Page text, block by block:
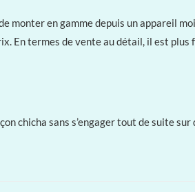
monter en gamme depuis un appareil
En termes de vente au détail, il est plus
chicha sans s’engager tout de suite sur